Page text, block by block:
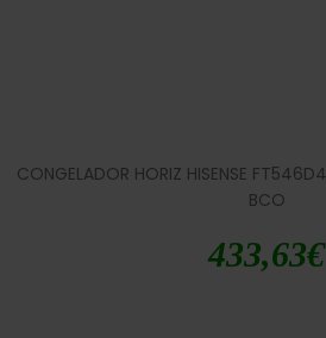
CONGELADOR HORIZ HISENSE
BCO
433,63€